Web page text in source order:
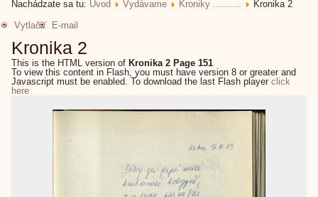
Nachádzate sa tu: Úvod Vydávame Kroniky ..........
Kronika 2
Vytlačiť
E-mail
Kronika 2
This is the HTML version of Kronika 2 Page 151
To view this content in Flash, you must have version 8 or greater and
Javascript must be enabled. To download the last Flash playerclick
here